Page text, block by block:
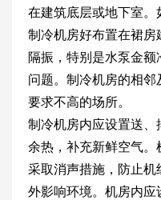
在建筑底层或地下室。
制冷机房好布置在裙
隔振，特别是水泵金
问题。制冷机房的相
要求不高的场所。
制冷机房内应设置送、
余热，补充新鲜空气
采取消声措施，防止机
外影响环境。机房内